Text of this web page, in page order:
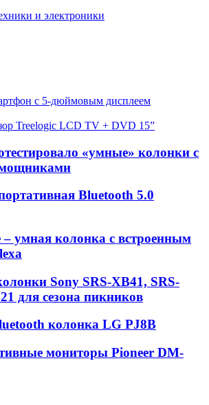
и электроники
с 5-дюймовым дисплеем
Treelogic LCD TV + DVD 15”
«умные» колонки с
Bluetooth 5.0
умная колонка с встроенным
Sony SRS-XB41, SRS-
для сезона пикников
колонка LG PJ8B
мониторы Pioneer DM-